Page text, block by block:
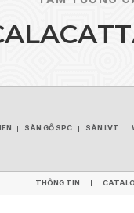
ALACATT
SÀN GỖ SPC SÀN LVT
THÔNG TIN